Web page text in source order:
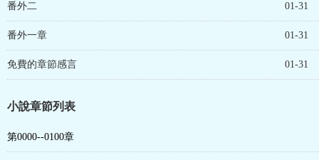
番外二 01-31
番外一章 01-31
免費的章節感言 01-31
小說章節列表
第0000--0100章